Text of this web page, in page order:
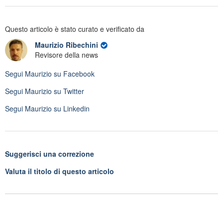
Questo articolo è stato curato e verificato da
Maurizio Ribechini
Revisore della news
Segui Maurizio su Facebook
Segui Maurizio su Twitter
Segui Maurizio su Linkedin
Suggerisci una correzione
Valuta il titolo di questo articolo